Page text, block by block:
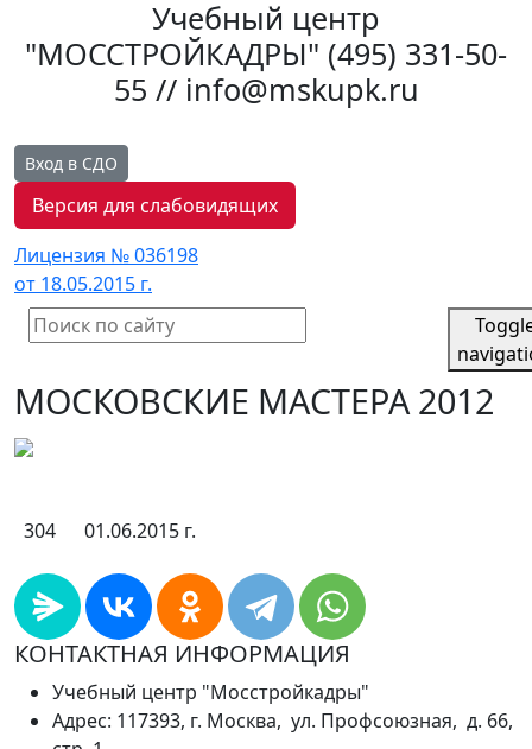
Учебный центр
"МОССТРОЙКАДРЫ" (495) 331-50-
55 // info@mskupk.ru
Вход в СДО
Версия для слабовидящих
Лицензия № 036198
от 18.05.2015 г.
МОСКОВСКИЕ МАСТЕРА 2012
304 01.06.2015 г.
КОНТАКТНАЯ ИНФОРМАЦИЯ
Учебный центр "Мосстройкадры"
Адрес: 117393, г. Москва, ул. Профсоюзная, д. 66,